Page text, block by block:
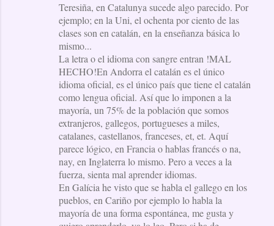
Teresiña, en Catalunya sucede algo parecido. Por
ejemplo; en la Uni, el ochenta por ciento de las
clases son en catalán, en la enseñanza básica lo
mismo...
La letra o el idioma con sangre entran !MAL
HECHO!En Andorra el catalán es el único
idioma oficial, es el único país que tiene el catalán
como lengua oficial. Así que lo imponen a la
mayoría, un 75% de la población que somos
extranjeros, gallegos, portugueses a miles,
catalanes, castellanos, franceses, et, et. Aquí
parece lógico, en Francia o hablas francés o na,
nay, en Inglaterra lo mismo. Pero a veces a la
fuerza, sienta mal aprender idiomas.
En Galícia he visto que se habla el gallego en los
pueblos, en Cariño por ejemplo lo habla la
mayoría de una forma espontánea, me gusta y